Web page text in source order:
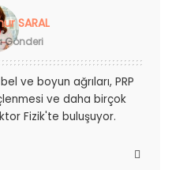
SARAL
Gönderi
ve boyun ağrıları, PRP
ve daha birçok
Fizik'te buluşuyor.